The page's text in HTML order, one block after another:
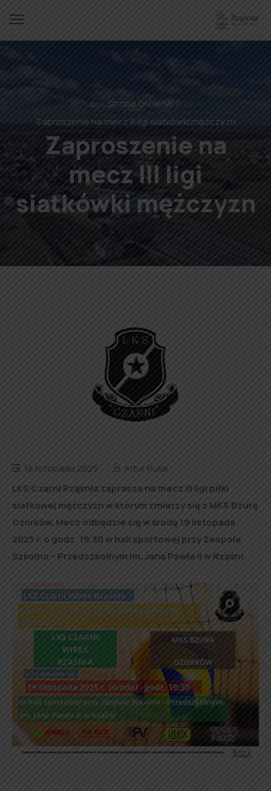
⌂
Strona Główna
Zaproszenie na mecz III ligi siatkówki mężczyzn
Zaproszenie na
mecz III ligi
siatkówki mężczyzn
18 listopada 2025
Artur Ruka
LKS Czarni Rząśnia zaprasza na mecz III ligi piłki
siatkowej mężczyzn w którym zmierzy się z MKS Bzurą
Ozorków. Mecz odbędzie się w środę 19 listopada
2025 r. o godz. 19.30 w hali sportowej przy Zespole
Szkolno – Przedszkolnym im. Jana Pawła II w Rząśni.